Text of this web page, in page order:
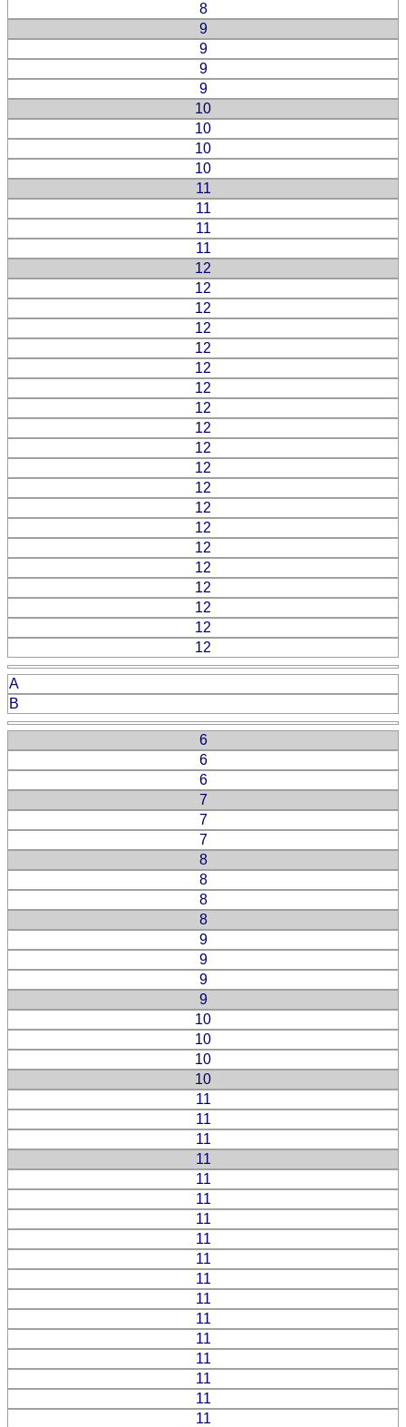
8
9
9
9
9
10
10
10
10
11
11
11
11
12
12
12
12
12
12
12
12
12
12
12
12
12
12
12
12
12
12
12
12
A
B
6
6
6
7
7
7
8
8
8
8
9
9
9
9
10
10
10
10
11
11
11
11
11
11
11
11
11
11
11
11
11
11
11
11
11